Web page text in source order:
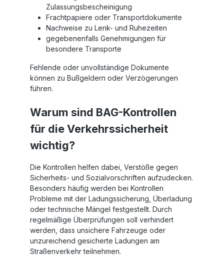
Zulassungsbescheinigung
Frachtpapiere oder Transportdokumente
Nachweise zu Lenk- und Ruhezeiten
gegebenenfalls Genehmigungen für
besondere Transporte
Fehlende oder unvollständige Dokumente
können zu Bußgeldern oder Verzögerungen
führen.
Warum sind BAG-Kontrollen
für die Verkehrssicherheit
wichtig?
Die Kontrollen helfen dabei, Verstöße gegen
Sicherheits- und Sozialvorschriften aufzudecken.
Besonders häufig werden bei Kontrollen
Probleme mit der Ladungssicherung, Überladung
oder technische Mängel festgestellt. Durch
regelmäßige Überprüfungen soll verhindert
werden, dass unsichere Fahrzeuge oder
unzureichend gesicherte Ladungen am
Straßenverkehr teilnehmen.